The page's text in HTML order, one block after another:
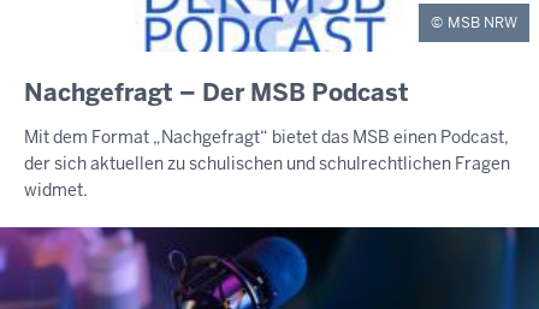
MSB NRW
Nachgefragt – Der MSB Podcast
Mit dem Format „Nachgefragt“ bietet das MSB einen Podcast,
der sich aktuellen zu schulischen und schulrechtlichen Fragen
widmet.